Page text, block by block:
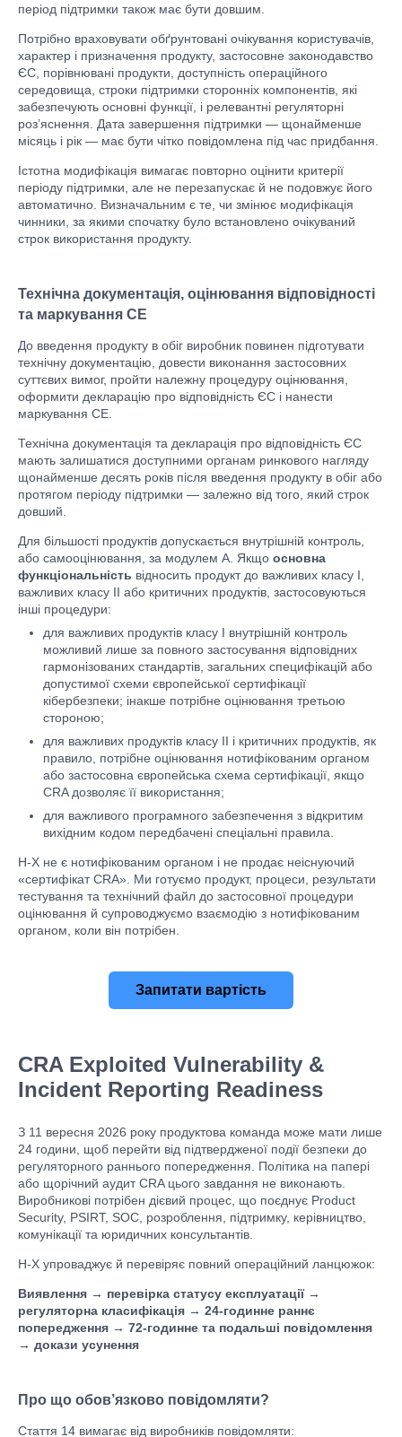
період підтримки також має бути довшим.
Потрібно враховувати обґрунтовані очікування користувачів,
характер і призначення продукту, застосовне законодавство
ЄС, порівнювані продукти, доступність операційного
середовища, строки підтримки сторонніх компонентів, які
забезпечують основні функції, і релевантні регуляторні
роз’яснення. Дата завершення підтримки — щонайменше
місяць і рік — має бути чітко повідомлена під час придбання.
Істотна модифікація вимагає повторно оцінити критерії
періоду підтримки, але не перезапускає й не подовжує його
автоматично. Визначальним є те, чи змінює модифікація
чинники, за якими спочатку було встановлено очікуваний
строк використання продукту.
Технічна документація, оцінювання відповідності
та маркування CE
До введення продукту в обіг виробник повинен підготувати
технічну документацію, довести виконання застосовних
суттєвих вимог, пройти належну процедуру оцінювання,
оформити декларацію про відповідність ЄС і нанести
маркування CE.
Технічна документація та декларація про відповідність ЄС
мають залишатися доступними органам ринкового нагляду
щонайменше десять років після введення продукту в обіг або
протягом періоду підтримки — залежно від того, який строк
довший.
Для більшості продуктів допускається внутрішній контроль,
або самооцінювання, за модулем A. Якщо основна
функціональність відносить продукт до важливих класу I,
важливих класу II або критичних продуктів, застосовуються
інші процедури:
для важливих продуктів класу I внутрішній контроль
можливий лише за повного застосування відповідних
гармонізованих стандартів, загальних специфікацій або
допустимої схеми європейської сертифікації
кібербезпеки; інакше потрібне оцінювання третьою
стороною;
для важливих продуктів класу II і критичних продуктів, як
правило, потрібне оцінювання нотифікованим органом
або застосовна європейська схема сертифікації, якщо
CRA дозволяє її використання;
для важливого програмного забезпечення з відкритим
вихідним кодом передбачені спеціальні правила.
H-X не є нотифікованим органом і не продає неіснуючий
«сертифікат CRA». Ми готуємо продукт, процеси, результати
тестування та технічний файл до застосовної процедури
оцінювання й супроводжуємо взаємодію з нотифікованим
органом, коли він потрібен.
Запитати вартість
CRA Exploited Vulnerability &
Incident Reporting Readiness
З 11 вересня 2026 року продуктова команда може мати лише
24 години, щоб перейти від підтвердженої події безпеки до
регуляторного раннього попередження. Політика на папері
або щорічний аудит CRA цього завдання не виконають.
Виробникові потрібен дієвий процес, що поєднує Product
Security, PSIRT, SOC, розроблення, підтримку, керівництво,
комунікації та юридичних консультантів.
H-X упроваджує й перевіряє повний операційний ланцюжок:
Виявлення → перевірка статусу експлуатації →
регуляторна класифікація → 24-годинне раннє
попередження → 72-годинне та подальші повідомлення
→ докази усунення
Про що обов’язково повідомляти?
Стаття 14 вимагає від виробників повідомляти: